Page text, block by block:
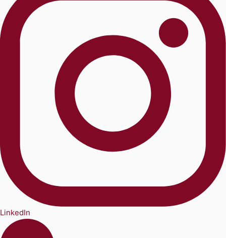
LinkedIn